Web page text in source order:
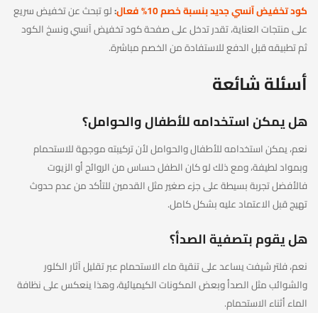
كود تخفيض آنسي جديد بنسبة خصم 10% فعال
:لو تبحث عن تخفيض سريع
على منتجات العناية، تقدر تدخل على صفحة كود تخفيض آنسي ونسخ الكود
ثم تطبيقه قبل الدفع للاستفادة من الخصم مباشرة.
أسئلة شائعة
هل يمكن استخدامه للأطفال والحوامل؟
نعم، يمكن استخدامه للأطفال والحوامل لأن تركيبته موجهة للاستحمام
وبمواد لطيفة، ومع ذلك لو كان الطفل حساس من الروائح أو الزيوت
فالأفضل تجربة بسيطة على جزء صغير مثل القدمين للتأكد من عدم حدوث
تهيج قبل الاعتماد عليه بشكل كامل.
هل يقوم بتصفية الصدأ؟
نعم، فلتر شيفت يساعد على تنقية ماء الاستحمام عبر تقليل آثار الكلور
والشوائب مثل الصدأ وبعض المكونات الكيميائية، وهذا ينعكس على نظافة
الماء أثناء الاستحمام.